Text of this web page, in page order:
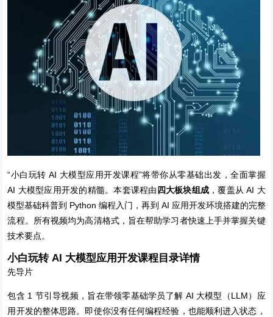
“小白玩转 AI 大模型应用开发课程”将带你从零基础出发，全面掌握
AI 大模型应用开发的精髓。本套课程由 四大板块组成 ，覆盖从 AI 大
模型基础科普到 Python 编程入门，再到 AI 应用开发环境搭建的完整
流程。所有视频均为高清格式，旨在帮助学习者快速上手并掌握关键
技术要点。
小白玩转 AI 大模型应用开发课程目录详情
先导片
包含 1 节引导视频，旨在带领零基础学员了解 AI 大模型（LLM）应
用开发的整体思路。即使你没有任何编程经验，也能顺利进入状态，